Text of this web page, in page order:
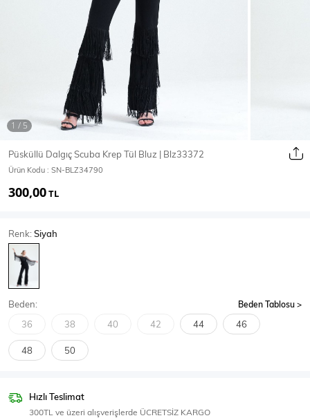
Mont & Kaban
T-Shirt
Body
SPOR GİYİM
Eşofman Üstü
Püsküllü Dalgıç Scuba Krep Tül Bluz | Blz33372
Ürün Kodu : SN-BLZ34790
300,00TL
Renk:Siyah
Beden: Beden Tablosu
36 38 40 42 44 46
48 50
Hızlı Teslimat
300TL ve üzeri alışverişlerde ÜCRETSİZ KARGO